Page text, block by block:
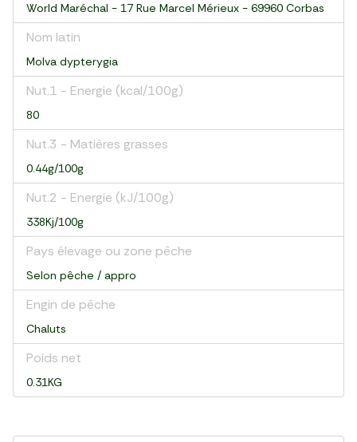
World Maréchal - 17 Rue Marcel Mérieux - 69960 Corbas
Nom latin
Molva dypterygia
Nut.1 - Energie (kcal/100g)
80
Nut.3 - Matières grasses
0.44g/100g
Nut.2 - Energie (kJ/100g)
338Kj/100g
Pays élevage ou zone pêche
Selon pêche / appro
Engin de pêche
Chaluts
Poids net
0.31KG